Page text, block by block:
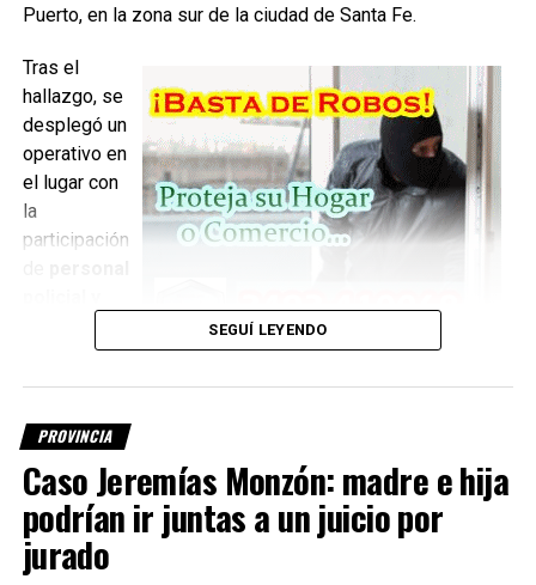
Puerto, en la zona sur de la ciudad de Santa Fe.
Tras el
hallazgo, se
desplegó un
operativo en
el lugar con
la
participación
trabajan para
Investigan si es el kitesurfista
desaparecido
Una de las principales hipótesis que se intenta determinar
SEGUÍ LEYENDO
PROVINCIA
Caso Jeremías Monzón: madre e hija
podrían ir juntas a un juicio por
jurado